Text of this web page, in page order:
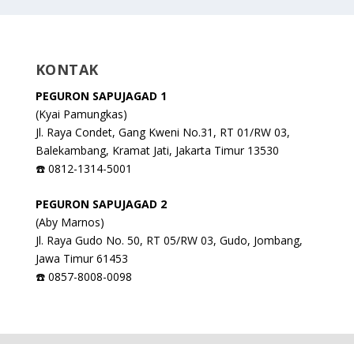
KONTAK
PEGURON SAPUJAGAD 1
(Kyai Pamungkas)
Jl. Raya Condet, Gang Kweni No.31, RT 01/RW 03,
Balekambang, Kramat Jati, Jakarta Timur 13530
☎️ 0812-1314-5001
PEGURON SAPUJAGAD 2
(Aby Marnos)
Jl. Raya Gudo No. 50, RT 05/RW 03, Gudo, Jombang,
Jawa Timur 61453
☎️ 0857-8008-0098